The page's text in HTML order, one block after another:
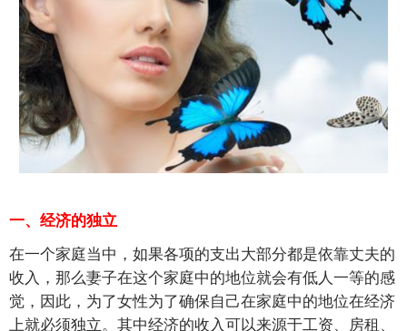
一、经济的独立
在一个家庭当中，如果各项的支出大部分都是依靠丈夫的
收入，那么妻子在这个家庭中的地位就会有低人一等的感
觉，因此，为了女性为了确保自己在家庭中的地位在经济
上就必须独立。其中经济的收入可以来源于工资、房租、